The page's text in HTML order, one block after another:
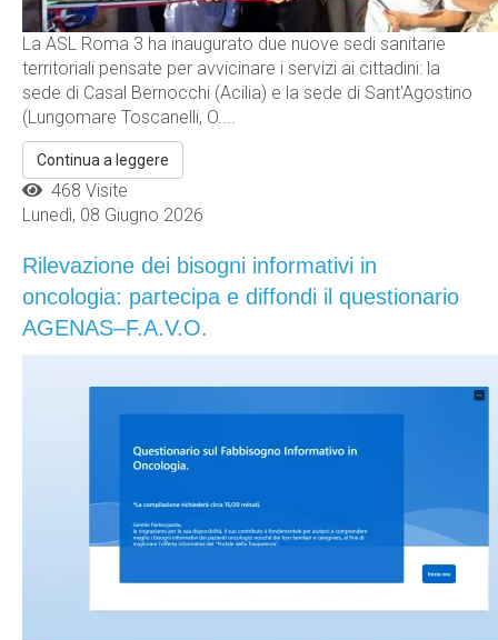
La ASL Roma 3 ha inaugurato due nuove sedi sanitarie
territoriali pensate per avvicinare i servizi ai cittadini: la
sede di Casal Bernocchi (Acilia) e la sede di Sant'Agostino
(Lungomare Toscanelli, O....
Continua a leggere
468 Visite
Lunedì, 08 Giugno 2026
Rilevazione dei bisogni informativi in
oncologia: partecipa e diffondi il questionario
AGENAS–F.A.V.O.